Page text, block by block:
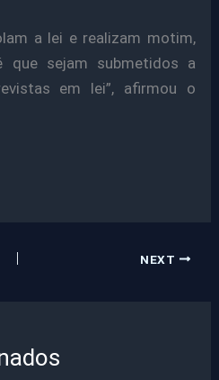
a lei e realizam motim,
que sejam submetidos a
em lei”, afirmou o
NEXT